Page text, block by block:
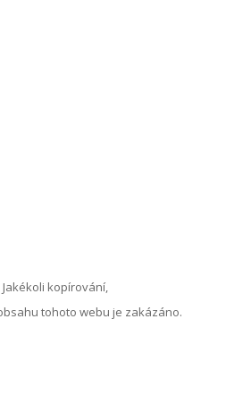
Jakékoli kopírování,
tohoto webu je zakázáno.